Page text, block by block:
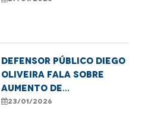
Imperatriz
Defensor Público Diego
Oliveira fala sobre
aumento de
inadimplência que
23/01/2026